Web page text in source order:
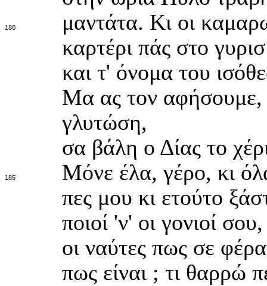
180
μαντάτα. Κι οι
καρτέρι πάς στο
και τ' όνομα του
Μα ας τον αφήσουμε,
γλυτώση,
σα βάλη ο Δίας το
185
Μόνε έλα, γέρο, κι
πες μου κι ετούτο
ποιοί 'ν' οι γονιοί
οι ναύτες πως σε
πως είναι ; τι